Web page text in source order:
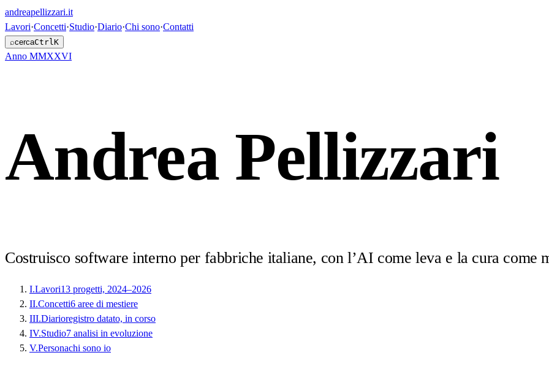
andreapellizzari.it
Lavori·Concetti·Studio·Diario·Chi sono·Contatti
⌕cercaCtrlK
Anno MMXXVI
Andrea Pellizzari
Costruisco software interno per fabbriche italiane, con l’AI come leva e la cura come
I.Lavori13 progetti, 2024–2026
II.Concetti6 aree di mestiere
III.Diarioregistro datato, in corso
IV.Studio7 analisi in evoluzione
V.Personachi sono io